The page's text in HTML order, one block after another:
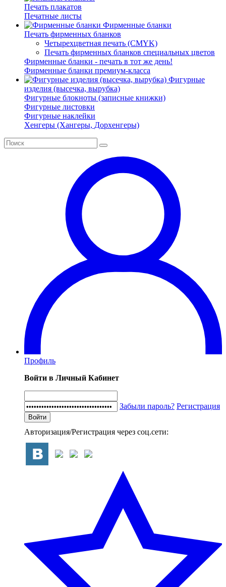
Печать плакатов
Печатные листы
Фирменные бланки
Печать фирменных бланков
Четырехцветная печать (CMYK)
Печать фирменных бланков специальных цветов
Фирменные бланки - печать в тот же день!
Фирменные бланки премиум-класса
Фигурные
изделия (высечка, вырубка)
Фигурные блокноты (записные книжки)
Фигурные листовки
Фигурные наклейки
Хенгеры (Хангеры, Дорхенгеры)
Профиль
Войти в Личный Кабинет
Забыли пароль? Регистрация
Авторизация/Регистрация через соц.сети: